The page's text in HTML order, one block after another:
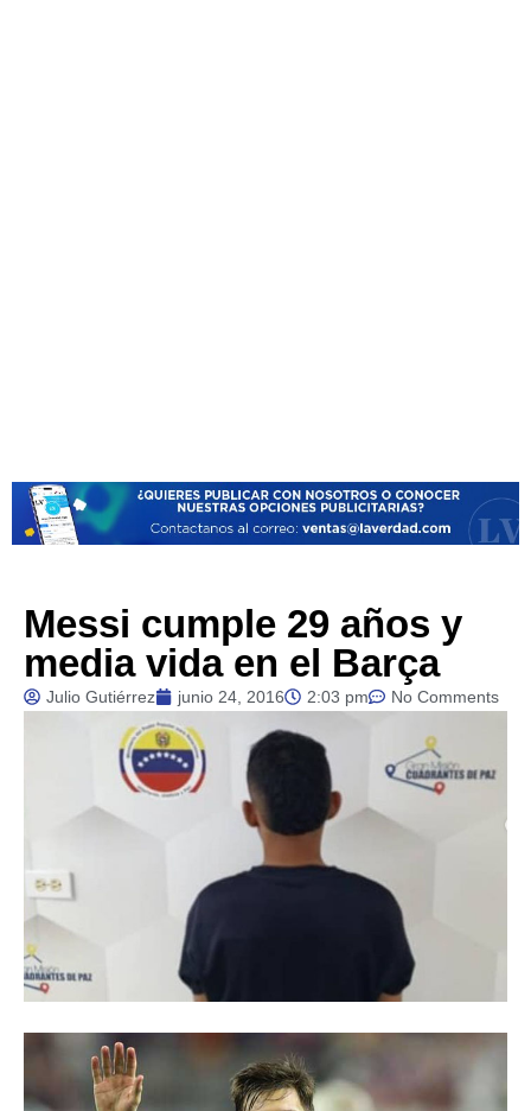
Messi cumple 29 años y
media vida en el Barça
Julio Gutiérrez junio 24, 2016 2:03 pm No Comments